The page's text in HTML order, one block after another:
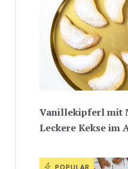
Vanillekipferl mit
Leckere Kekse im
POPULAR